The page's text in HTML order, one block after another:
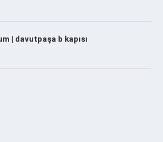
| davutpaşa b kapısı